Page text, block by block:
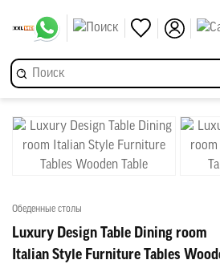
Обеденные столы
Luxury Design Table Dining room
Italian Style Furniture Tables